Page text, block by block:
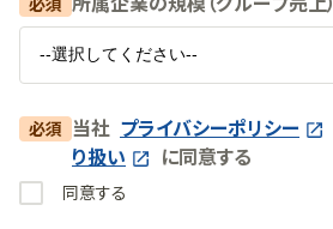
必須 当社 プライバシーポリシー
り扱い
に同意する
同意する